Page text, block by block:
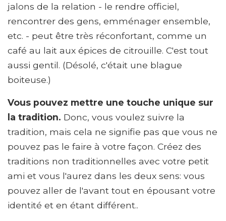
jalons de la relation - le rendre officiel,
rencontrer des gens, emménager ensemble,
etc. - peut être très réconfortant, comme un
café au lait aux épices de citrouille. C'est tout
aussi gentil. (Désolé, c'était une blague
boiteuse.)
Vous pouvez mettre une touche unique sur
la tradition. Donc, vous voulez suivre la
tradition, mais cela ne signifie pas que vous ne
pouvez pas le faire à votre façon. Créez des
traditions non traditionnelles avec votre petit
ami et vous l'aurez dans les deux sens: vous
pouvez aller de l'avant tout en épousant votre
identité et en étant différent..